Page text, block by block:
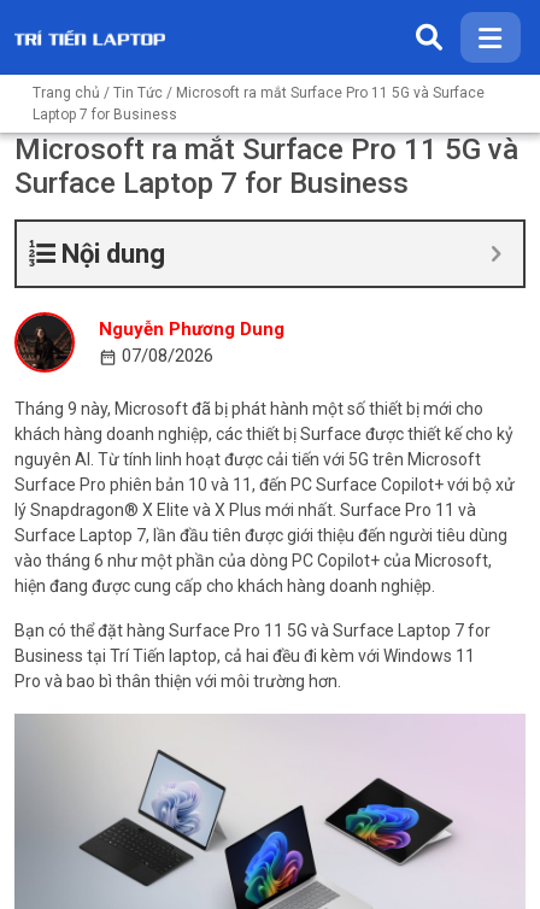
Trang chủ / Tin Tức / Microsoft ra mắt Surface Pro 11 5G và Surface
Laptop 7 for Business
Microsoft ra mắt Surface Pro 11 5G và
Surface Laptop 7 for Business
Nội dung
Nguyễn Phương Dung
07/08/2026
Tháng 9 này, Microsoft đã bị phát hành một số thiết bị mới cho
khách hàng doanh nghiệp, các thiết bị Surface được thiết kế cho kỷ
nguyên AI. Từ tính linh hoạt được cải tiến với 5G trên Microsoft
Surface Pro phiên bản 10 và 11, đến PC Surface Copilot+ với bộ xử
lý Snapdragon® X Elite và X Plus mới nhất. Surface Pro 11 và
Surface Laptop 7, lần đầu tiên được giới thiệu đến người tiêu dùng
vào tháng 6 như một phần của dòng PC Copilot+ của Microsoft,
hiện đang được cung cấp cho khách hàng doanh nghiệp.
Bạn có thể đặt hàng Surface Pro 11 5G và Surface Laptop 7 for
Business tại Trí Tiến laptop, cả hai đều đi kèm với Windows 11
Pro và bao bì thân thiện với môi trường hơn.